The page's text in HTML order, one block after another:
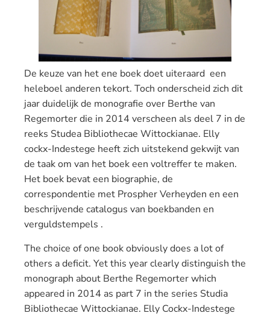
De keuze van het ene boek doet uiteraard een
heleboel anderen tekort. Toch onderscheid zich dit
jaar duidelijk de monografie over Berthe van
Regemorter die in 2014 verscheen als deel 7 in de
reeks Studea Bibliothecae Wittockianae. Elly
cockx-Indestege heeft zich uitstekend gekwijt van
de taak om van het boek een voltreffer te maken.
Het boek bevat een biographie, de
correspondentie met Prospher Verheyden en een
beschrijvende catalogus van boekbanden en
verguldstempels .
The choice ofone bookobviouslydoes a lot of
others adeficit. Yetthis yearclearlydistinguish the
monograph about Berthe Regemorterwhich
appeared in 2014 as part 7 in the series Studia
Bibliothecae Wittockianae. Elly Cockx-Indestege